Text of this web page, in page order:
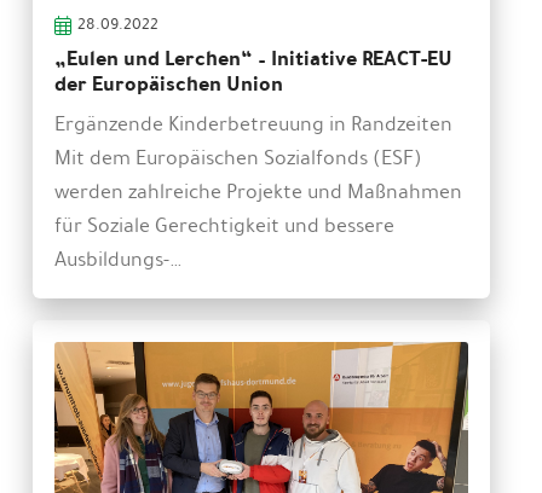
28.09.2022
„Eulen und Lerchen“ – Initiative REACT-EU
der Europäischen Union
Ergänzende Kinderbetreuung in Randzeiten
Mit dem Europäischen Sozialfonds (ESF)
werden zahlreiche Projekte und Maßnahmen
für Soziale Gerechtigkeit und bessere
Ausbildungs-…